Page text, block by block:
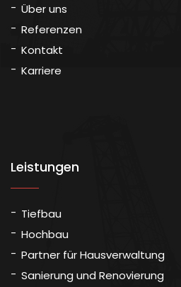
Über uns
Referenzen
Kontakt
Karriere
Leistungen
Tiefbau
Hochbau
Partner für Hausverwaltung
Sanierung und Renovierung